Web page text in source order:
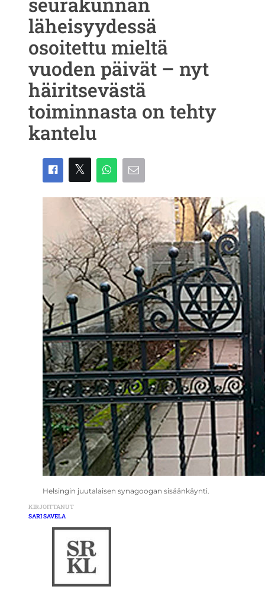
läheisyydessä
osoitettu mieltä
vuoden päivät – nyt
häiritsevästä
toiminnasta on tehty
kantelu
Helsingin juutalaisen synagoogan sisäänkäynti.
KIRJOITTANUT
SARI SAVELA